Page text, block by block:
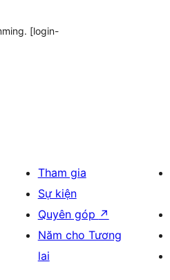
[login-
Tham gia
Sự kiện
Quyên góp ↗
Năm cho Tương
lai